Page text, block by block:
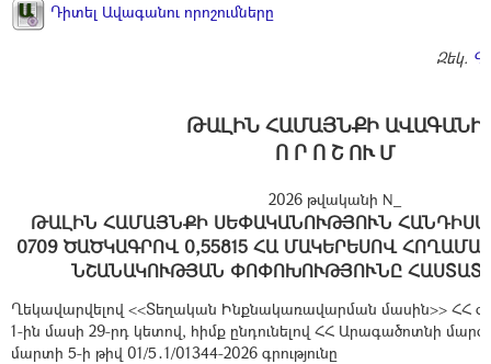
Դիտել Ավագանու որոշումները
Զեկ.
ԹԱԼԻՆ ՀԱՄԱՅՆՔԻ ԱՎԱԳԱՆԻ
Ո Ր Ո Շ ՈՒ Մ
2026 թվականի N_
ԹԱԼԻՆ ՀԱՄԱՅՆՔԻ ՍԵՓԱԿԱՆՈՒԹՅՈՒՆ
0709 ԾԱԾԿԱԳՐՈՎ 0,55815 ՀԱ ՄԱԿԵՐԵՍՈՎ
ՆՇԱՆԱԿՈՒԹՅԱՆ ՓՈՓՈԽՈՒԹՅՈՒՆԸ
Ղեկավարվելով <<Տեղական Ինքնակառավարման մասին>> ՀՀ
1-ին մասի 29-րդ կետով, հիմք ընդունելով ՀՀ Արագածոտնի
մարտի 5-ի թիվ 01/5․1/01344-2026 գրությունը